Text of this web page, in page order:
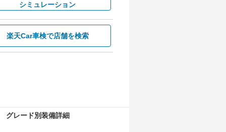
シミュレーション
楽天Car車検で店舗を検索
グレード別装備詳細